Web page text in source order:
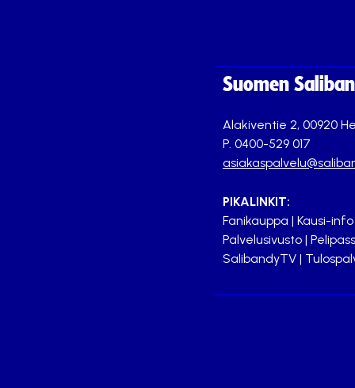
Suomen
Alakiventie 2, 00920
P. 0400-529 017
PIKALINKIT:
Fanikauppa | Kausi-info
Palvelusivusto |
SalibandyTV |